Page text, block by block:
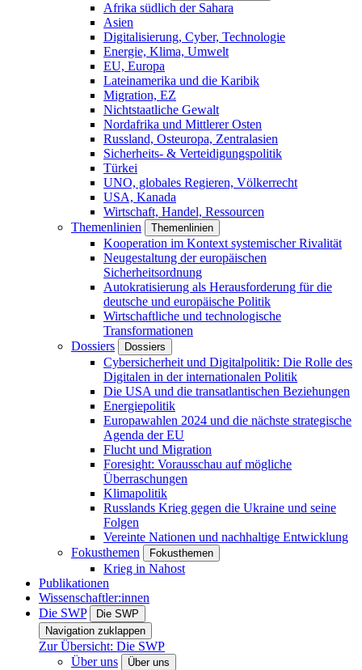
Afrika südlich der Sahara
Asien
Digitalisierung, Cyber, Technologie
Energie, Klima, Umwelt
EU, Europa
Lateinamerika und die Karibik
Migration, EZ
Nichtstaatliche Gewalt
Nordafrika und Mittlerer Osten
Russland, Osteuropa, Zentralasien
Sicherheits- & Verteidigungspolitik
Türkei
UNO, globales Regieren, Völkerrecht
USA, Kanada
Wirtschaft, Handel, Ressourcen
Themenlinien
Themenlinien
Kooperation im Kontext systemischer Rivalität
Neugestaltung der europäischen
Sicherheitsordnung
Autokratisierung als Herausforderung für die
deutsche und europäische Politik
Wirtschaftliche und technologische
Transformationen
Dossiers
Dossiers
Cybersicherheit und Digitalpolitik: Die Rolle des
Digitalen in der internationalen Politik
Die USA und die transatlantischen Beziehungen
Energiepolitik
Europawahlen 2024 und die nächste strategische
Agenda der EU
Flucht und Migration
Foresight: Vorausschau auf mögliche
Überraschungen
Klimapolitik
Russlands Krieg gegen die Ukraine und seine
Folgen
Vereinte Nationen und nachhaltige Entwicklung
Fokusthemen
Fokusthemen
Krieg in Nahost
Publikationen
Wissenschaftler:innen
Die SWP
Die SWP
Navigation zuklappen
Zur Übersicht: Die SWP
Über uns
Über uns